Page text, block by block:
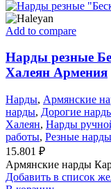
Add to compare
Нарды резные
Халеян Армения
Нарды, Армянские
нарды, Дорогие
Халеян, Нарды
работы, Резные нарды
15.801 ₽
Армянские нарды
Добавить в список